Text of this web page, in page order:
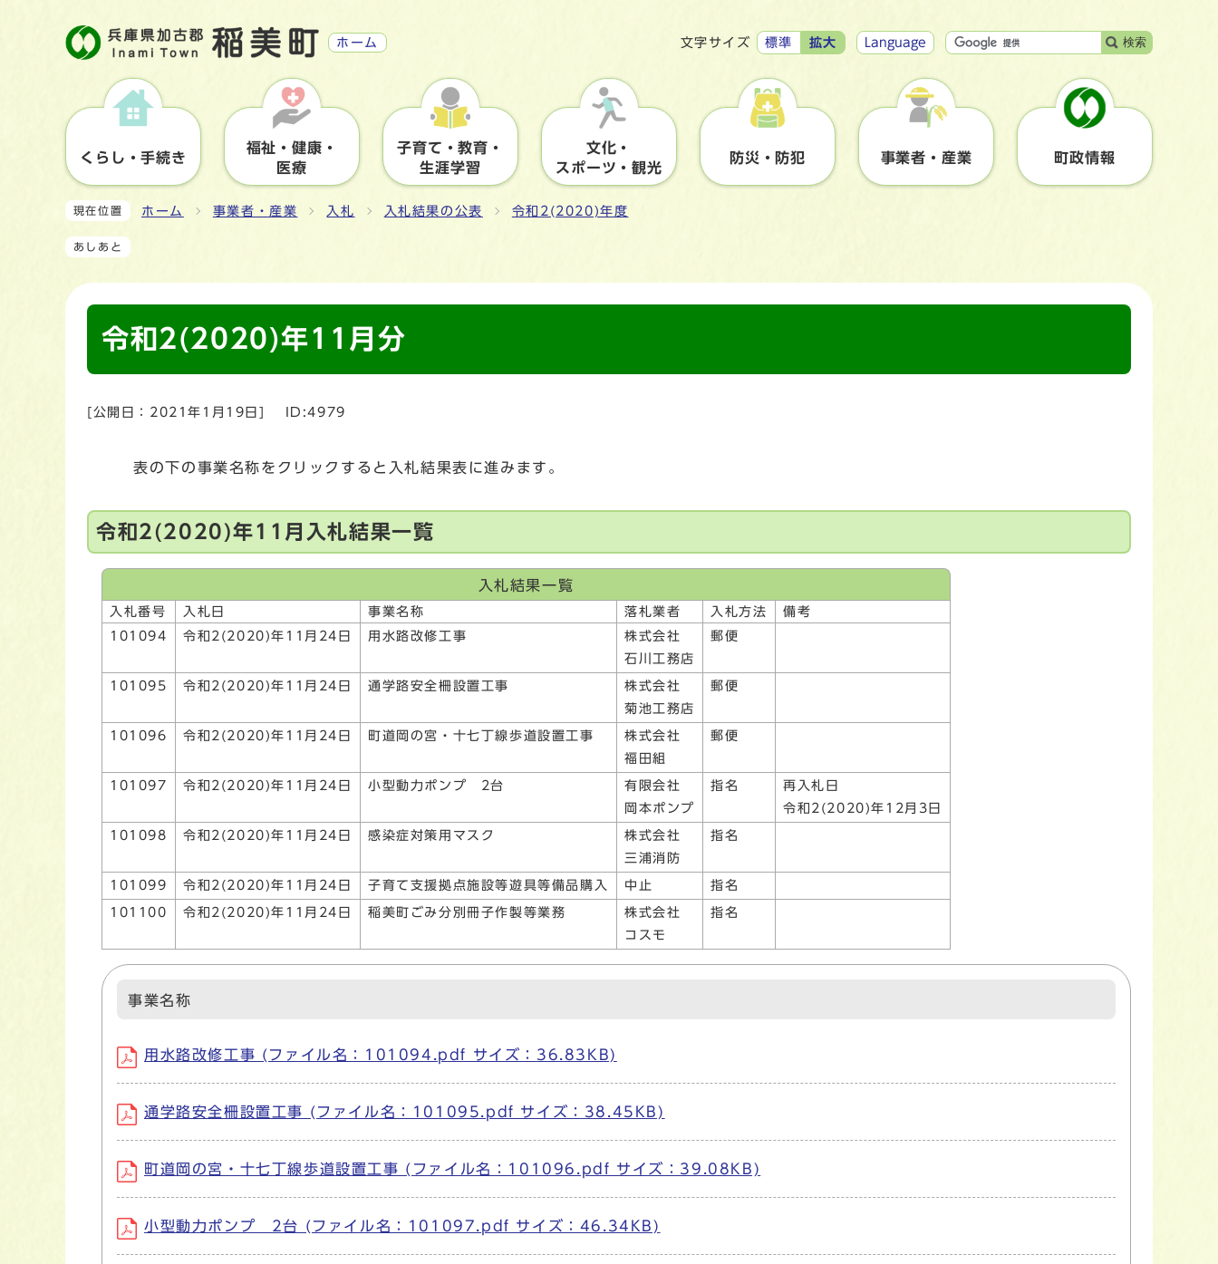
ホーム 文字サイズ 標準 拡大 Language 検索
くらし・手続き
福祉・健康・
医療
子育て・教育・
生涯学習
文化・
スポーツ・観光
防災・防犯 事業者・産業 町政情報
現在位置 ホーム 事業者・産業 入札 入札結果の公表 令和2(2020)年度
あしあと
令和2(2020)年11月分
[公開日： 2021年1月19日 ID:4979
表の下の事業名称をクリックすると入札結果表に進みます。
令和2(2020)年11月入札結果一覧
入札結果一覧
入札番号 入札日 事業名称 落札業者 入札方法
備考
101094
令和2(2020)年11月24日 用水路改修工事
株式会社
石川工務店
郵便
101095 令和2(2020)年11月24日 通学路安全柵設置工事
株式会社
菊池工務店
郵便
101096 令和2(2020)年11月24日 町道岡の宮・十七丁線歩道設置工事
株式会社
福田組
郵便
101097 令和2(2020)年11月24日 小型動力ポンプ 2台
有限会社
岡本ポンプ
指名
再入札日
令和2(2020)年12月3日
101098 令和2(2020)年11月24日 感染症対策用マスク
株式会社
三浦消防
指名
101099 令和2(2020)年11月24日 子育て支援拠点施設等遊具等備品購入 中止 指名
101100 令和2(2020)年11月24日 稲美町ごみ分別冊子作製等業務
株式会社
コスモ
指名
事業名称
用水路改修工事 (ファイル名：101094.pdf サイズ：36.83KB)
通学路安全柵設置工事 (ファイル名：101095.pdf サイズ：38.45KB)
町道岡の宮・十七丁線歩道設置工事 (ファイル名：101096.pdf サイズ：39.08KB)
小型動力ポンプ 2台 (ファイル名：101097.pdf サイズ：46.34KB)